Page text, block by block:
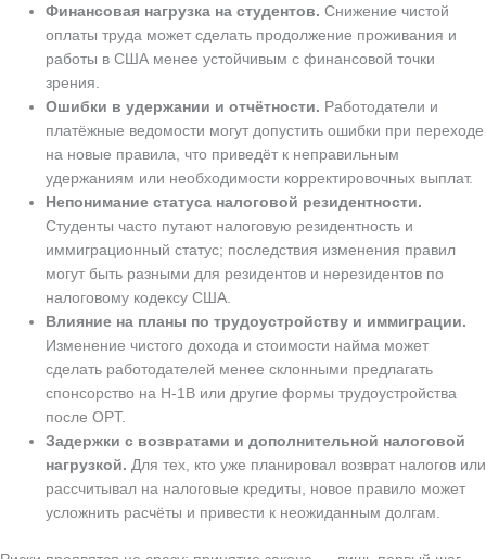
Финансовая нагрузка на студентов. Снижение чистой
оплаты труда может сделать продолжение проживания и
работы в США менее устойчивым с финансовой точки
зрения.
Ошибки в удержании и отчётности. Работодатели и
платёжные ведомости могут допустить ошибки при переходе
на новые правила, что приведёт к неправильным
удержаниям или необходимости корректировочных выплат.
Непонимание статуса налоговой резидентности.
Студенты часто путают налоговую резидентность и
иммиграционный статус; последствия изменения правил
могут быть разными для резидентов и нерезидентов по
налоговому кодексу США.
Влияние на планы по трудоустройству и иммиграции.
Изменение чистого дохода и стоимости найма может
сделать работодателей менее склонными предлагать
спонсорство на H-1B или другие формы трудоустройства
после OPT.
Задержки с возвратами и дополнительной налоговой
нагрузкой. Для тех, кто уже планировал возврат налогов или
рассчитывал на налоговые кредиты, новое правило может
усложнить расчёты и привести к неожиданным долгам.